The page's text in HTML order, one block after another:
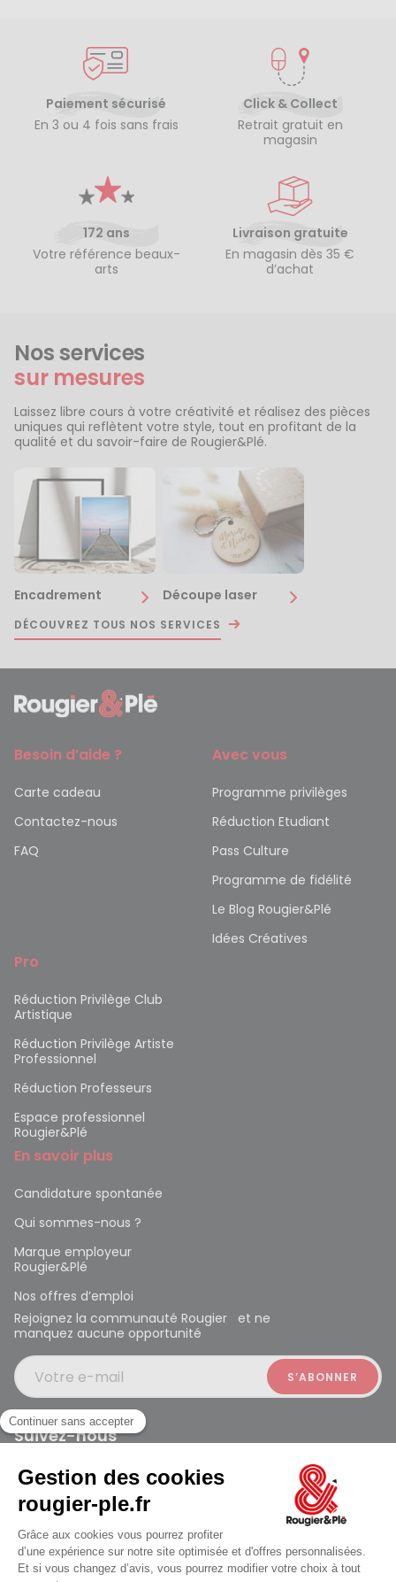
ouvert à 10:00
Paiement sécurisé
En 3 ou 4 fois sans frais
Click & Collect
Retrait gratuit en
magasin
172 ans
Votre référence beaux-
arts
Livraison gratuite
En magasin dès 35 €
d’achat
Nos services
sur mesures
Laissez libre cours à votre créativité et réalisez des pièces
uniques qui reflètent votre style, tout en profitant de la
qualité et du savoir-faire de Rougier&Plé.
Encadrement Découpe laser
DÉCOUVREZ TOUS NOS SERVICES
Besoin d’aide ?
Carte cadeau
Contactez-nous
FAQ
Avec vous
Programme privilèges
Réduction Etudiant
Pass Culture
Programme de fidélité
Le Blog Rougier&Plé
Idées Créatives
Pro
Réduction Privilège Club
Artistique
Réduction Privilège Artiste
Professionnel
Réduction Professeurs
Espace professionnel
Rougier&Plé
En savoir plus
Candidature spontanée
Qui sommes-nous ?
Marque employeur
Rougier&Plé
Nos offres d’emploi
Rejoignez la communauté Rougier et ne
manquez aucune opportunité
Votre e-mail
Suivez-nous
Rougier et Plé 2024 Copyright